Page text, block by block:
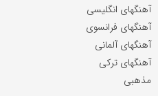
آهنگهای انگلیسی
آهنگهای فرانسوی
آهنگهای آلمانی
آهنگهای ترکی
مذهبی